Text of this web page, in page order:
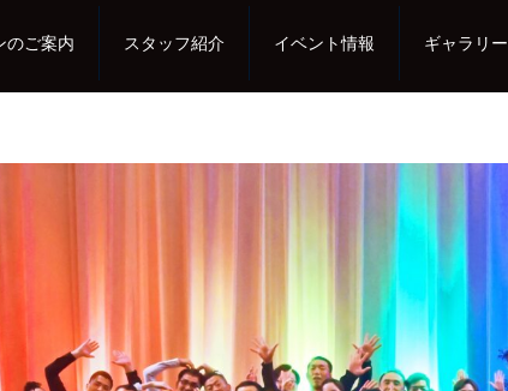
のご案内 スタッフ紹介 イベント情報 ギャラリー